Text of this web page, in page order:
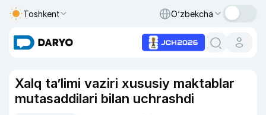
Toshkent O‘zbekcha
Xalq ta’limi vaziri xususiy maktablar
mutasaddilari bilan uchrashdi